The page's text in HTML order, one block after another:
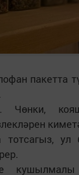
пакетта
Чөнки,
тотсагыз,